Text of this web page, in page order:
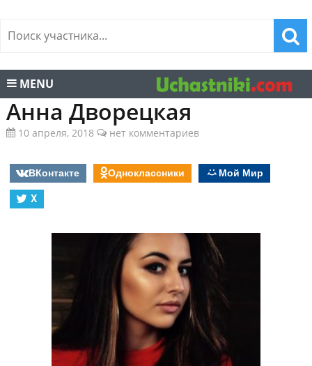
MENU
Анна Дворецкая
10 апреля, 2018 нет комментариев
ВКонтакте Одноклассники
Мой Мир
X